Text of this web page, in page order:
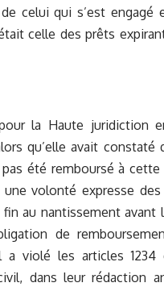
celui qui s’est engagé
celle des prêts
la Haute juridiction
qu’elle avait constaté
pas été remboursé à cette
une volonté expresse
au nantissement avant
de
a violé les articles 1234
dans leur rédaction